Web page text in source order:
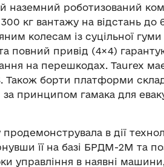
наземний роботизований
кг вантажу на відстань до
колесам із суцільної гуми
повний привід (4×4)
на перешкодах. Taurex
Також борти платформи
принципом гамака для
в дії
її на базі БРДМ-2М та
управління в наявні